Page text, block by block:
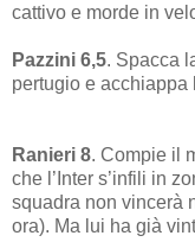
cattivo e morde in
Pazzini 6,5. Spacca
pertugio e acchiappa
Ranieri 8. Compie il
che l’Inter s’infili in
squadra non vincerà
ora). Ma lui ha già